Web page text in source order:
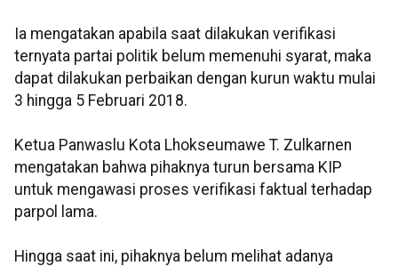
Ia mengatakan apabila saat dilakukan verifikasi
ternyata partai politik belum memenuhi syarat, maka
dapat dilakukan perbaikan dengan kurun waktu mulai
3 hingga 5 Februari 2018.
Ketua Panwaslu Kota Lhokseumawe T. Zulkarnen
mengatakan bahwa pihaknya turun bersama KIP
untuk mengawasi proses verifikasi faktual terhadap
parpol lama.
Hingga saat ini, pihaknya belum melihat adanya